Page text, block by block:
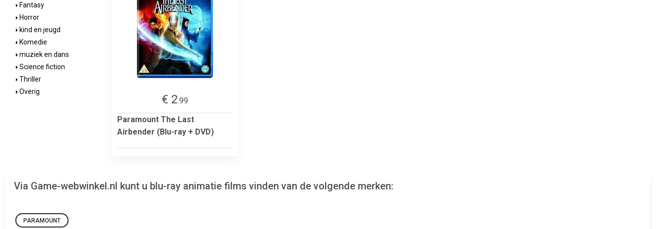
Fantasy
Horror
kind en jeugd
Komedie
muziek en dans
Science fiction
Thriller
Overig
€ 2.99
Paramount The Last
Airbender (Blu-ray + DVD)
Via Game-webwinkel.nl kunt u blu-ray animatie films vinden van de volgende merken:
PARAMOUNT